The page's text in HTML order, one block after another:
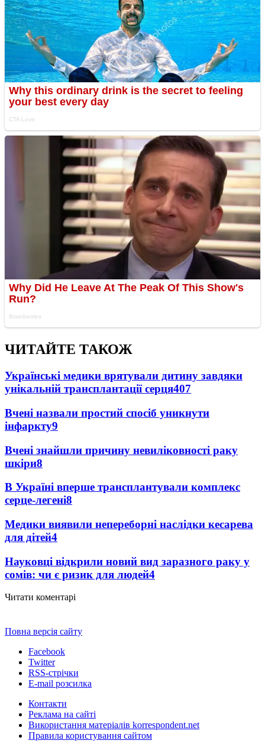
ЧИТАЙТЕ ТАКОЖ
Українські медики врятували дитину завдяки
унікальній трансплантації серця407
Вчені назвали простий спосіб уникнути
інфаркту9
Вчені знайшли причину невиліковності раку
шкіри8
В Україні вперше трансплантували комплекс
серце-легені8
Медики виявили непереборні наслідки кесарева
для дітей4
Науковці відкрили новий вид заразного раку у
сомів: чи є ризик для людей4
Читати коментарі
Повна версія сайту
Facebook
Twitter
RSS-стрічки
E-mail розсилка
Контакти
Реклама на сайті
Використання матеріалів korrespondent.net
Правила користування сайтом